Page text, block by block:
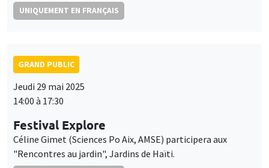
UNIQUEMENT EN FRANÇAIS
GRAND PUBLIC
Jeudi 29 mai 2025
14:00 à 17:30
Festival Explore
Céline Gimet (Sciences Po Aix, AMSE) participera aux
"Rencontres au jardin", Jardins de Haïti.